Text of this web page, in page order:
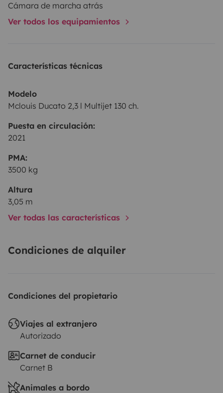
Cámara de marcha atrás
Ver todos los equipamientos
Características técnicas
Modelo
Mclouis Ducato 2,3 l Multijet 130 ch.
Puesta en circulación:
2021
PMA:
3500 kg
Altura
3,05 m
Ver todas las características
Condiciones de alquiler
Condiciones del propietario
Viajes al extranjero
Autorizado
Carnet de conducir
Carnet B
Animales a bordo